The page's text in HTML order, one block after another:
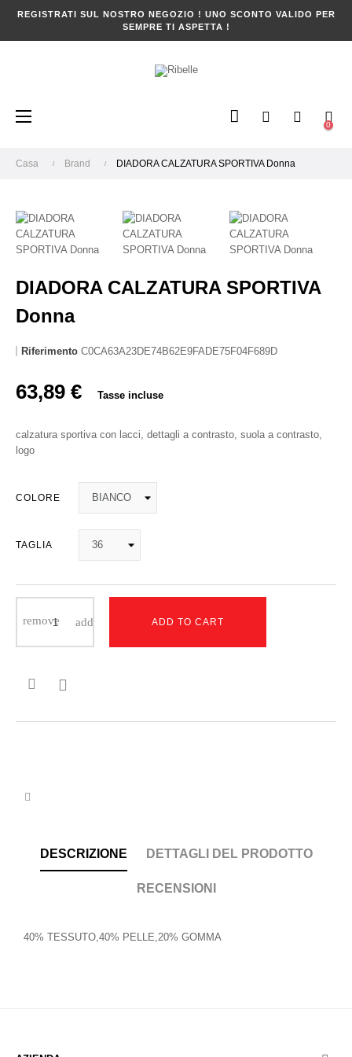
REGISTRATI SUL NOSTRO NEGOZIO ! UNO SCONTO VALIDO PER
SEMPRE TI ASPETTA !
navigazione
☰ 0
Casa Brand DIADORA CALZATURA SPORTIVA Donna
DIADORA CALZATURA SPORTIVA
Donna
Riferimento C0CA63A23DE74B62E9FADE75F04F689D
63,89 € Tasse incluse
calzatura sportiva con lacci, dettagli a contrasto, suola a contrasto,
logo
COLORE
TAGLIA
ADD TO CART

DESCRIZIONE DETTAGLI DEL PRODOTTO
RECENSIONI
40% TESSUTO,40% PELLE,20% GOMMA